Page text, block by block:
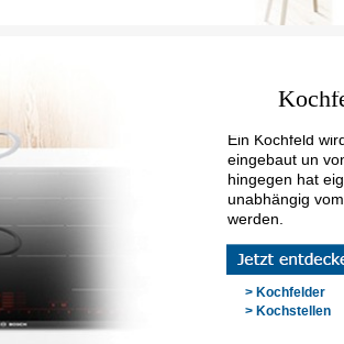
Ein Kochfeld
eingebaut un
hingegen hat
unabhängig
werden.
> Kochfelder
> Kochstellen